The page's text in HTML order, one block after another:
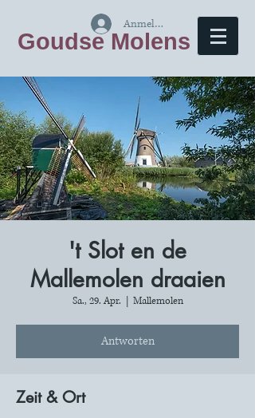
Goudse Molens
Anmelden
't Slot en de
Mallemolen draaien
Sa., 29. Apr. Mallemolen
Antworten
Zeit & Ort